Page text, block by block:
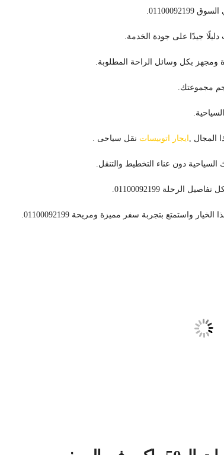
دليلًا جيدًا على جودة الخدمة.
ومجهز بكل وسائل الراحة المطلوبة.
مجموعتك.
المجال , ايجار اتوبيسات نقل سياحى .
السياحية دون عناء التخطيط والتنقل.
الرحلة 01100092199.
واستمتع بتجربة سفر مميزة ومريحة 01100092199.